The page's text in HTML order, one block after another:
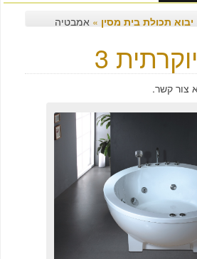
תכולת בית מסין»אמבטיה
3
קשר.